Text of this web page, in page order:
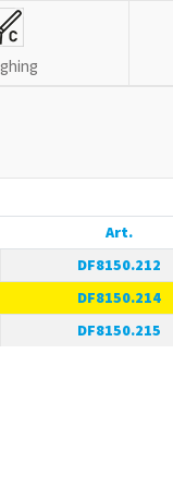
Art.
DF8150.212
DF8150.214
DF8150.215